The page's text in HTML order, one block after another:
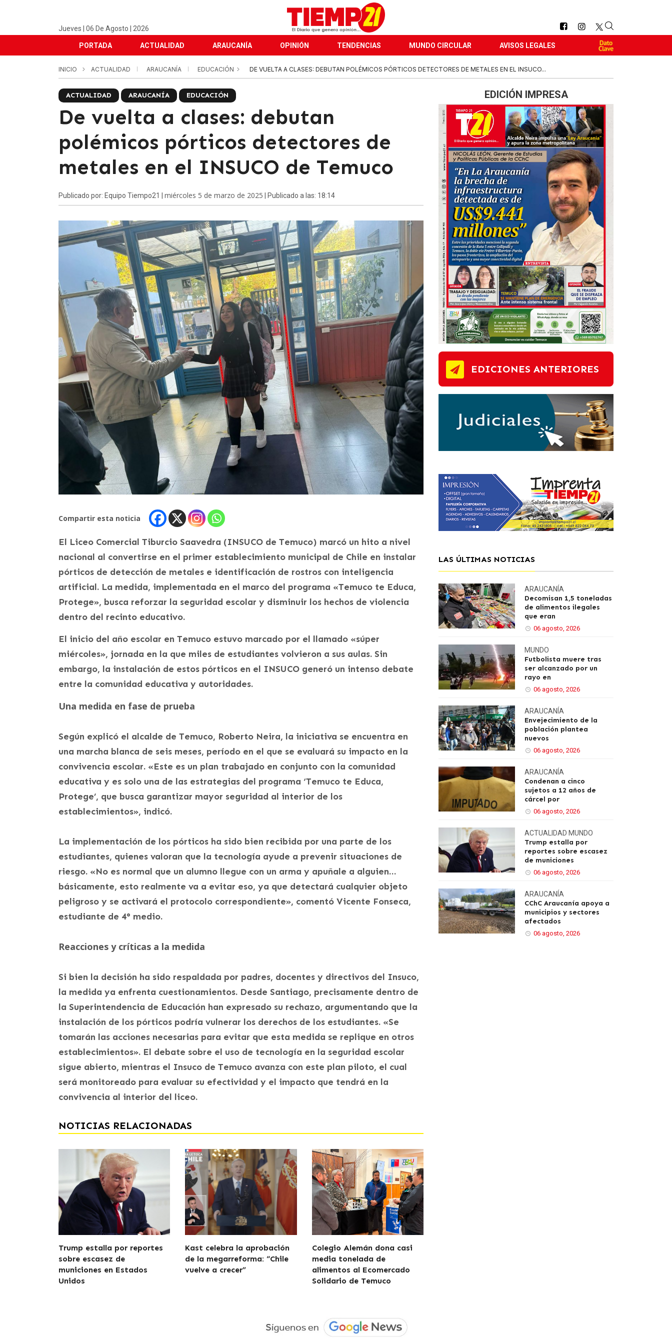
Jueves | 06 De Agosto | 2026
PORTADA ACTUALIDAD ARAUCANÍA OPINIÓN TENDENCIAS MUNDO CIRCULAR AVISOS LEGALES
INICIO ACTUALIDAD ARAUCANÍA EDUCACIÓN DE VUELTA A CLASES: DEBUTAN POLÉMICOS PÓRTICOS DETECTORES DE METALES EN EL INSUCO...
ACTUALIDAD ARAUCANÍA EDUCACIÓN
De vuelta a clases: debutan
polémicos pórticos detectores de
metales en el INSUCO de Temuco
Publicado por: Equipo Tiempo21 | miércoles 5 de marzo de 2025 | Publicado a las: 18:14
Compartir esta noticia
El Liceo Comercial Tiburcio Saavedra (INSUCO de Temuco) marcó un hito a nivel
nacional al convertirse en el primer establecimiento municipal de Chile en instalar
pórticos de detección de metales e identificación de rostros con inteligencia
artificial. La medida, implementada en el marco del programa «Temuco te Educa,
Protege», busca reforzar la seguridad escolar y disminuir los hechos de violencia
dentro del recinto educativo.
El inicio del año escolar en Temuco estuvo marcado por el llamado «súper
miércoles», jornada en la que miles de estudiantes volvieron a sus aulas. Sin
embargo, la instalación de estos pórticos en el INSUCO generó un intenso debate
entre la comunidad educativa y autoridades.
Una medida en fase de prueba
Según explicó el alcalde de Temuco, Roberto Neira, la iniciativa se encuentra en
una marcha blanca de seis meses, período en el que se evaluará su impacto en la
convivencia escolar. «Este es un plan trabajado en conjunto con la comunidad
educativa y es solo una de las estrategias del programa ‘Temuco te Educa,
Protege’, que busca garantizar mayor seguridad al interior de los
establecimientos», indicó.
La implementación de los pórticos ha sido bien recibida por una parte de los
estudiantes, quienes valoran que la tecnología ayude a prevenir situaciones de
riesgo. «No es normal que un alumno llegue con un arma y apuñale a alguien…
básicamente, esto realmente va a evitar eso, ya que detectará cualquier objeto
peligroso y se activará el protocolo correspondiente», comentó Vicente Fonseca,
estudiante de 4° medio.
Reacciones y críticas a la medida
Si bien la decisión ha sido respaldada por padres, docentes y directivos del Insuco,
la medida ya enfrenta cuestionamientos. Desde Santiago, precisamente dentro de
la Superintendencia de Educación han expresado su rechazo, argumentando que la
instalación de los pórticos podría vulnerar los derechos de los estudiantes. «Se
tomarán las acciones necesarias para evitar que esta medida se replique en otros
establecimientos». El debate sobre el uso de tecnología en la seguridad escolar
sigue abierto, mientras el Insuco de Temuco avanza con este plan piloto, el cual
será monitoreado para evaluar su efectividad y el impacto que tendrá en la
convivencia al interior del liceo.
NOTICIAS RELACIONADAS
Trump estalla por reportes
sobre escasez de
municiones en Estados
Unidos
Kast celebra la aprobación
de la megarreforma: “Chile
vuelve a crecer”
Colegio Alemán dona casi
media tonelada de
alimentos al Ecomercado
Solidario de Temuco
EDICIÓN IMPRESA
EDICIONES ANTERIORES
LAS ÚLTIMAS NOTICIAS
ARAUCANÍA
Decomisan 1,5 toneladas
de alimentos ilegales
que eran
06 agosto, 2026
MUNDO
Futbolista muere tras
ser alcanzado por un
rayo en
06 agosto, 2026
ARAUCANÍA
Envejecimiento de la
población plantea
nuevos
06 agosto, 2026
ARAUCANÍA
Condenan a cinco
sujetos a 12 años de
cárcel por
06 agosto, 2026
ACTUALIDAD MUNDO
Trump estalla por
reportes sobre escasez
de municiones
06 agosto, 2026
ARAUCANÍA
CChC Araucanía apoya a
municipios y sectores
afectados
06 agosto, 2026